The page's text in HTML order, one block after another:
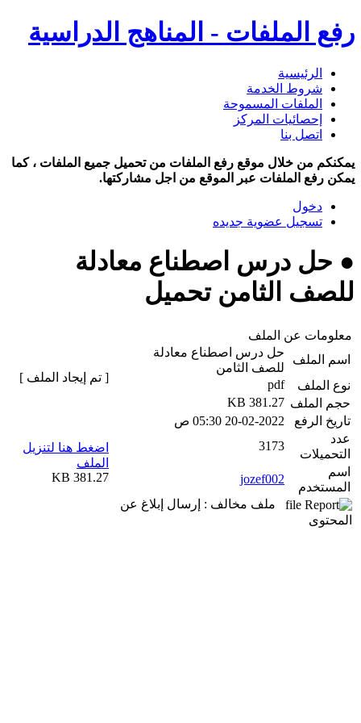
رفع الملفات - المناهج الدراسية
الرئيسية
شروط الخدمة
الملفات المسموحة
إحصائيات المركز
اتصل بنا
يمكنكم من خلال موقع رفع الملفات من تحميل جميع الملفات ، كما
يمكن رفع الملفات عبر الموقع من اجل مشاركتها.
دخول
تسجيل عضوية جديده
● حل درس اصطناع معادلة
للصف الثامن تحميل
معلومات عن الملف
اسم الملف
حل درس اصطناع معادلة
للصف الثامن
نوع الملف
pdf
حجم الملف 381.27 KB
تاريخ الرفع
20-02-2022 05:30 ص
عدد
التحميلات
3173
اسم
المستخدم
jozef002
ملف مخالف : إرسال إبلاغ عن
المحتوى
[ تم إيجاد الملف ]
اضغط هنا لتنزيل
الملف
381.27 KB